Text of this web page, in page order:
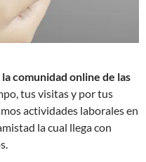
la comunidad online de las
tus visitas y por tus
actividades laborales en
la cual llega con